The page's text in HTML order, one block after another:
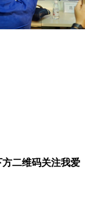
二维码关注我爱